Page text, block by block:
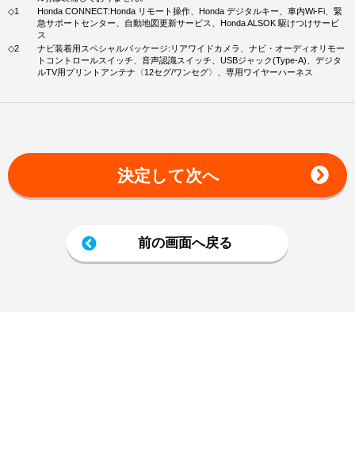
◇1
Honda CONNECT:Honda リモート操作、Honda デジタルキー、車内Wi-Fi、緊
急サポートセンター、自動地図更新サービス、Honda ALSOK 駆けつけサービ
ス
◇2
ナビ装着用スペシャルパッケージ:リアワイドカメラ、ナビ・オーディオリモー
トコントロールスイッチ、音声認識スイッチ、USBジャック(Type-A)、デジタ
ルTV用プリントアンテナ〈12セグ/ワンセグ〉、専用ワイヤーハーネス
決定して次へ
前の画面へ戻る